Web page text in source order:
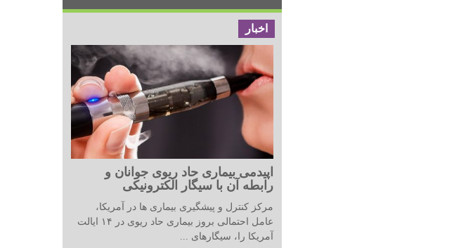
اخبار
اپیدمی بیماری حاد ریوی جوانان و
رابطه آن با سیگار الکترونیکی
مرکز کنترل و پیشگیری بیماری ها در آمریکا،
عامل احتمالی بروز بیماری حاد ریوی در ۱۴ ایالت
آمریکا را، سیگارهای ...